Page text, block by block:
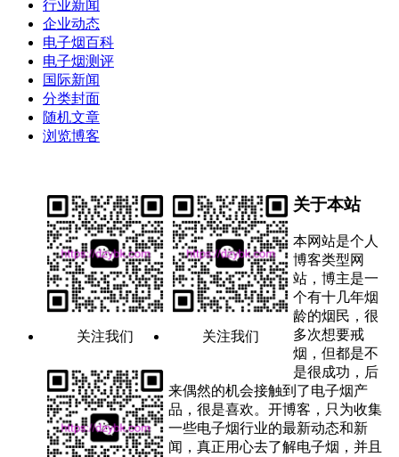
行业新闻
企业动态
电子烟百科
电子烟测评
国际新闻
分类封面
随机文章
浏览博客
关注我们 关注我们
关于本站
本网站是个人
博客类型网
站，博主是一
个有十几年烟
龄的烟民，很
多次想要戒
烟，但都是不
是很成功，后
来偶然的机会接触到了电子烟产
品，很是喜欢。开博客，只为收集
一些电子烟行业的最新动态和新
闻，真正用心去了解电子烟，并且